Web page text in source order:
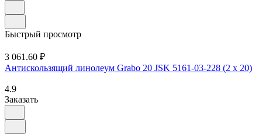
Быстрый просмотр
3 061.60 ₽
Антискользящий линолеум Grabo 20 JSK 5161-03-228 (2 х 20)
4.9
Заказать